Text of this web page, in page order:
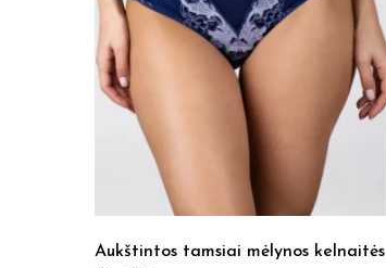
Aukštintos tamsiai mėlynos kelnaitės